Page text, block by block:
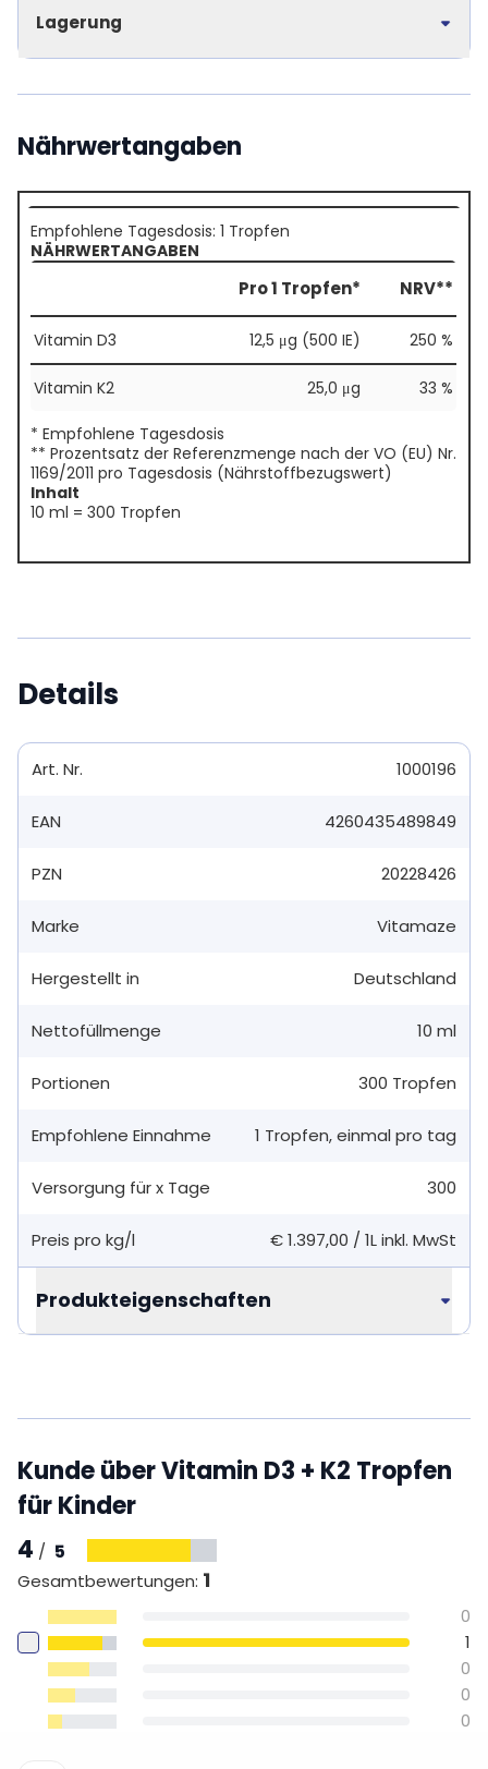
Lagerung
Nährwertangaben
Empfohlene Tagesdosis: 1 Tropfen
NÄHRWERTANGABEN
Pro 1 Tropfen* NRV**
Vitamin D3 12,5 μg (500 IE) 250 %
Vitamin K2 25,0 μg 33 %
* Empfohlene Tagesdosis
** Prozentsatz der Referenzmenge nach der VO (EU) Nr.
1169/2011 pro Tagesdosis (Nährstoffbezugswert)
Inhalt
10 ml = 300 Tropfen
Details
Art. Nr. 1000196
EAN 4260435489849
PZN 20228426
Marke Vitamaze
Hergestellt in Deutschland
Nettofüllmenge 10 ml
Portionen 300 Tropfen
Empfohlene Einnahme 1 Tropfen,einmal pro tag
Versorgung für x Tage 300
Preis pro kg/l € 1.397,00 / 1Linkl. MwSt
Produkteigenschaften
Kunde über Vitamin D3 + K2 Tropfen
für Kinder
4 / 5
Gesamtbewertungen: 1
0
1
0
0
0